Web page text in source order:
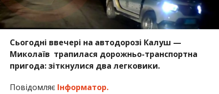
Сьогодні ввечері на автодорозі Калуш —
Миколаїв трапилася дорожньо-транспортна
пригода: зіткнулися два легковики.
Повідомляє Інформатор.